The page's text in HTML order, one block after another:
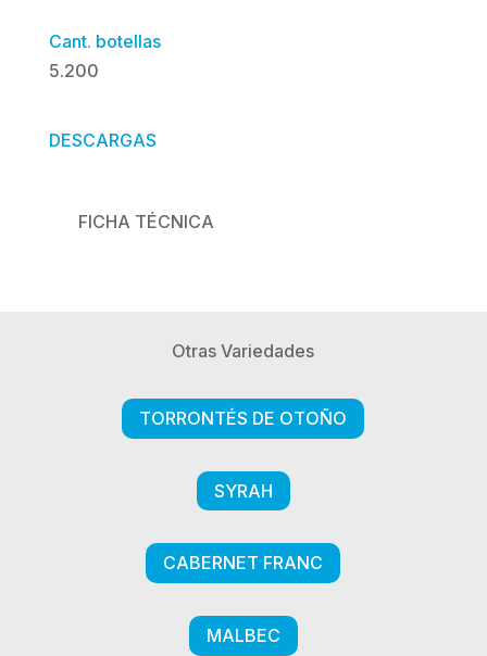
Cant. botellas
5.200
DESCARGAS
FICHA TÉCNICA
Otras Variedades
TORRONTÉS DE OTOÑO
SYRAH
CABERNET FRANC
MALBEC